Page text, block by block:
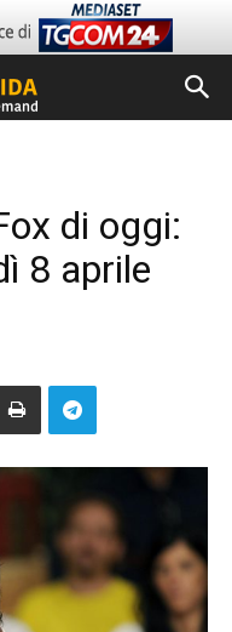
di oggi:
8 aprile